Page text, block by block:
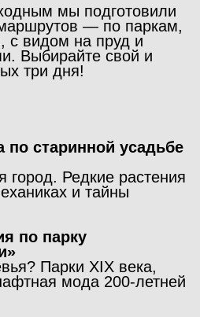
мы подготовили
— по паркам,
с видом на пруд и
Выбирайте свой и
три дня!
по старинной усадьбе
город. Редкие растения
и тайны
по парку
Парки XIX века,
мода 200-летней